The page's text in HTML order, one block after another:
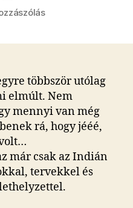
dátuma a(z)
bejegyzéshez
többször utólag
elmúlt. Nem
mennyi van még
rá, hogy jééé,
már csak az Indián
tervekkel és